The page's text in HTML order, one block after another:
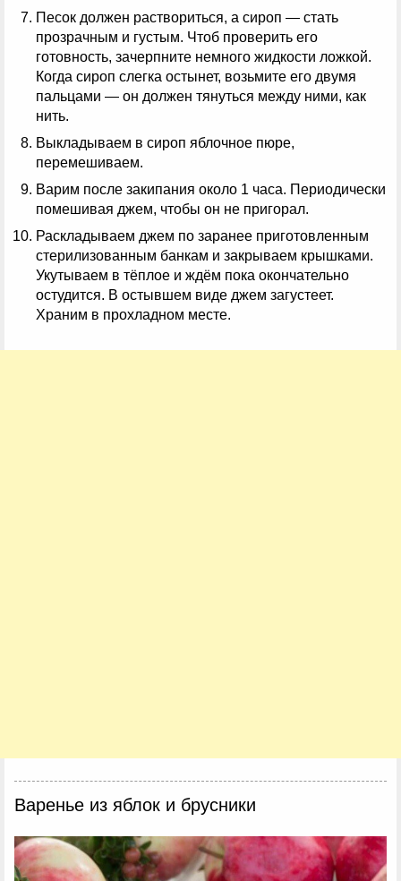
Песок должен раствориться, а сироп — стать
прозрачным и густым. Чтоб проверить его
готовность, зачерпните немного жидкости ложкой.
Когда сироп слегка остынет, возьмите его двумя
пальцами — он должен тянуться между ними, как
нить.
Выкладываем в сироп яблочное пюре,
перемешиваем.
Варим после закипания около 1 часа. Периодически
помешивая джем, чтобы он не пригорал.
Раскладываем джем по заранее приготовленным
стерилизованным банкам и закрываем крышками.
Укутываем в тёплое и ждём пока окончательно
остудится. В остывшем виде джем загустеет.
Храним в прохладном месте.
Варенье из яблок и брусники